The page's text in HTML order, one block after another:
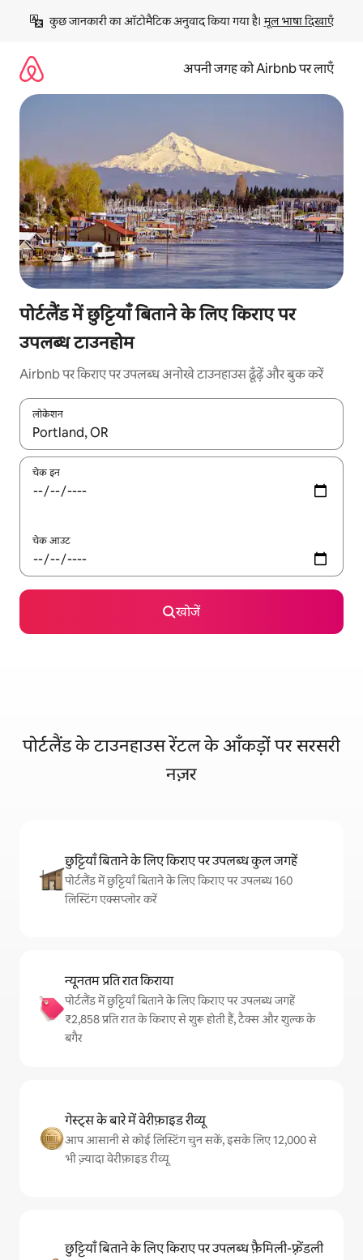
छोड़कर
कॉन्टेंट
कुछ जानकारी का ऑटोमैटिक अनुवाद किया गया है। मूल भाषा दिखाएँ
अपनी जगह को Airbnb पर लाएँ
पोर्टलैंड में छुट्टियाँ बिताने के लिए किराए पर
उपलब्ध टाउनहोम
Airbnb पर किराए पर उपलब्ध अनोखे टाउनहाउस ढूँढ़ें और बुक करें
लोकेशन
नतीजों के उपलब्ध होने पर, अप और डाउन 'ऐरो की' का इस्तेमाल करके नेविगेट
चेक इन
चेक आउट
खोजें
पोर्टलैंड के टाउनहाउस रेंटल के आँकड़ों पर सरसरी
नज़र
छुट्टियाँ बिताने के लिए किराए पर उपलब्ध कुल जगहें
पोर्टलैंड में छुट्टियाँ बिताने के लिए किराए पर उपलब्ध 160
लिस्टिंग एक्सप्लोर करें
न्यूनतम प्रति रात किराया
पोर्टलैंड में छुट्टियाँ बिताने के लिए किराए पर उपलब्ध जगहें
₹2,858 प्रति रात के किराए से शुरू होती हैं, टैक्स और शुल्क के
बगैर
गेस्ट्स के बारे में वेरीफ़ाइड रीव्यू
आप आसानी से कोई लिस्टिंग चुन सकें, इसके लिए 12,000 से
भी ज़्यादा वेरीफ़ाइड रीव्यू
छुट्टियाँ बिताने के लिए किराए पर उपलब्ध फ़ैमिली-फ़्रेंडली